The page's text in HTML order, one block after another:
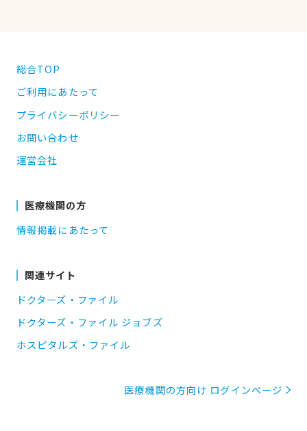
総合TOP
ご利用にあたって
プライバシーポリシー
お問い合わせ
運営会社
医療機関の方
情報掲載にあたって
関連サイト
ドクターズ・ファイル
ドクターズ・ファイル ジョブズ
ホスピタルズ・ファイル
医療機関の方向け ログインページ